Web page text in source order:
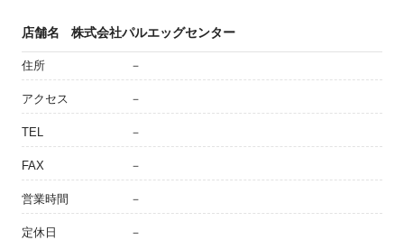
店舗名 株式会社パルエッグセンター
住所 －
アクセス －
TEL －
FAX －
営業時間 －
定休日 －